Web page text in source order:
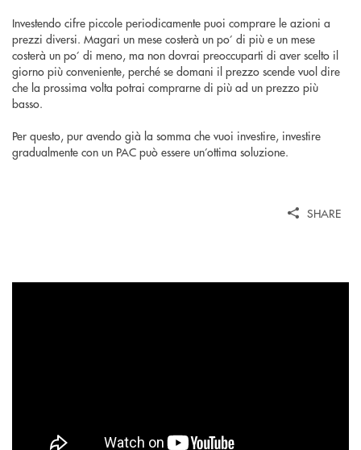
Investendo cifre piccole periodicamente puoi comprare le azioni a
prezzi diversi. Magari un mese costerà un po’ di più e un mese
costerà un po’ di meno, ma non dovrai preoccuparti di aver scelto il
giorno più conveniente, perché se domani il prezzo scende vuol dire
che la prossima volta potrai comprarne di più ad un prezzo più
basso.
Per questo, pur avendo già la somma che vuoi investire, investire
gradualmente con un PAC può essere un’ottima soluzione.
SHARE